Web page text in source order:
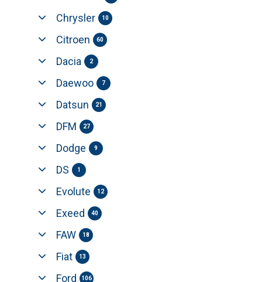
Chrysler
10
Citroen 60
Dacia 2
Daewoo 7
Datsun 21
DFM 27
Dodge 9
DS 1
Evolute 12
Exeed 40
FAW 18
Fiat 13
Ford 106